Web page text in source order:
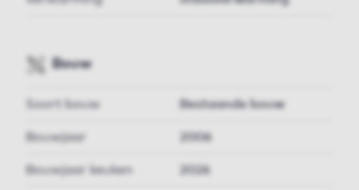
Bouw
Soort bouw Bestaande bouw
Bouwjaar 2006
Bouwjaar keuken 2026